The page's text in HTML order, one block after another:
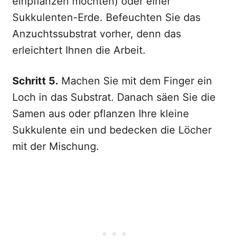
Sukkulenten-Erde. Befeuchten Sie das
Anzuchtssubstrat vorher, denn das
erleichtert Ihnen die Arbeit.
Schritt 5. Machen Sie mit dem Finger ein
Loch in das Substrat. Danach säen Sie die
Samen aus oder pflanzen Ihre kleine
Sukkulente ein und bedecken die Löcher
mit der Mischung.